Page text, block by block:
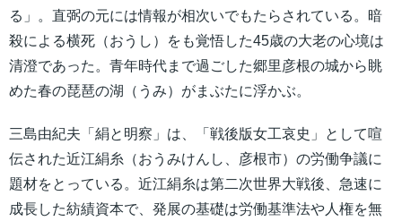
る」。直弼の元には情報が相次いでもたらされている。暗
殺による横死（おうし）をも覚悟した45歳の大老の心境は
清澄であった。青年時代まで過ごした郷里彦根の城から眺
めた春の琵琶の湖（うみ）がまぶたに浮かぶ。
三島由紀夫「絹と明察」は、「戦後版女工哀史」として喧
伝された近江絹糸（おうみけんし、彦根市）の労働争議に
題材をとっている。近江絹糸は第二次世界大戦後、急速に
成長した紡績資本で、発展の基礎は労働基準法や人権を無